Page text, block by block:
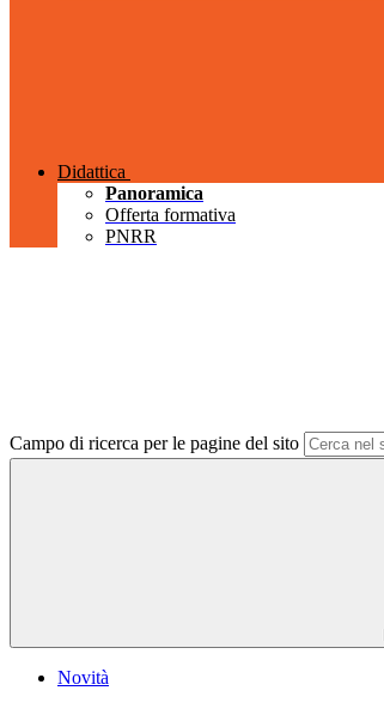
Didattica
Panoramica
Offerta formativa
PNRR
Campo di ricerca per le pagine del sito
Novità